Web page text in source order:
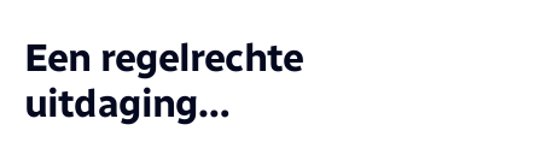
Een regelrechte
uitdaging…